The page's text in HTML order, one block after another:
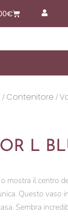
€Carrello
/Contenitore /
L
mostra il centro
Questo vaso
Sembra